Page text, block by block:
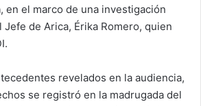
en el marco de una investigación
de Arica, Érika Romero, quien
revelados en la audiencia,
se registró en la madrugada del